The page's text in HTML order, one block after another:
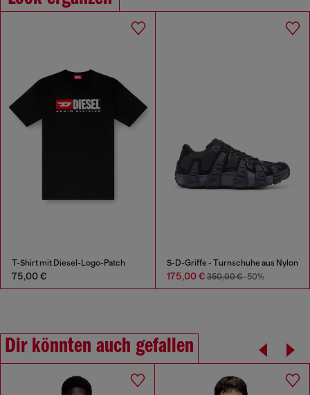
T-Shirt mit Diesel-Logo-Patch
75,00 €
S-D-Griffe - Turnschuhe aus Nylon
175,00 €350,00 €-50%
Dir könnten auch gefallen